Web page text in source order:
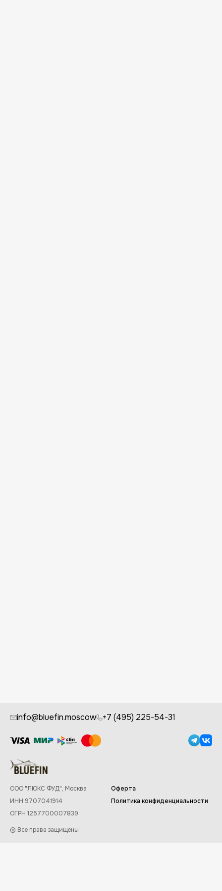
info@bluefin.moscow +7 (495) 225-54-31
ООО "ЛЮКС ФУД", Москва
ИНН 9707041914
ОГРН 1257700007839
© Все права защищены
Оферта
Политика конфиденциальности